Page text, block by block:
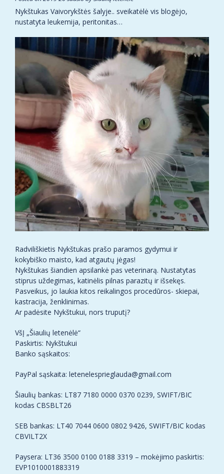
Nykštukas Vaivorykštės šalyje.. sveikatėlė vis blogėjo,
nustatyta leukemija, peritonitas…
Radviliškietis Nykštukas prašo paramos gydymui ir
kokybiško maisto, kad atgautų jėgas!
Nykštukas šiandien apsilankė pas veterinarą. Nustatytas
stiprus uždegimas, katinėlis pilnas parazitų ir išsekęs.
Pasveikus, jo laukia kitos reikalingos procedūros- skiepai,
kastracija, ženklinimas.
Ar padėsite Nykštukui, nors truputį?
VšĮ „Šiaulių letenėlė“
Paskirtis: Nykštukui
Banko sąskaitos:
PayPal sąskaita: letenelesprieglauda@gmail.com
Šiaulių bankas: LT87 7180 0000 0370 0239, SWIFT/BIC
kodas CBSBLT26
SEB bankas: LT40 7044 0600 0802 9426, SWIFT/BIC kodas
CBVILT2X
Paysera: LT36 3500 0100 0188 3319 – mokėjimo paskirtis:
EVP1010001883319